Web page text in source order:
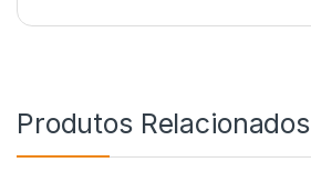
Produtos Relacionados